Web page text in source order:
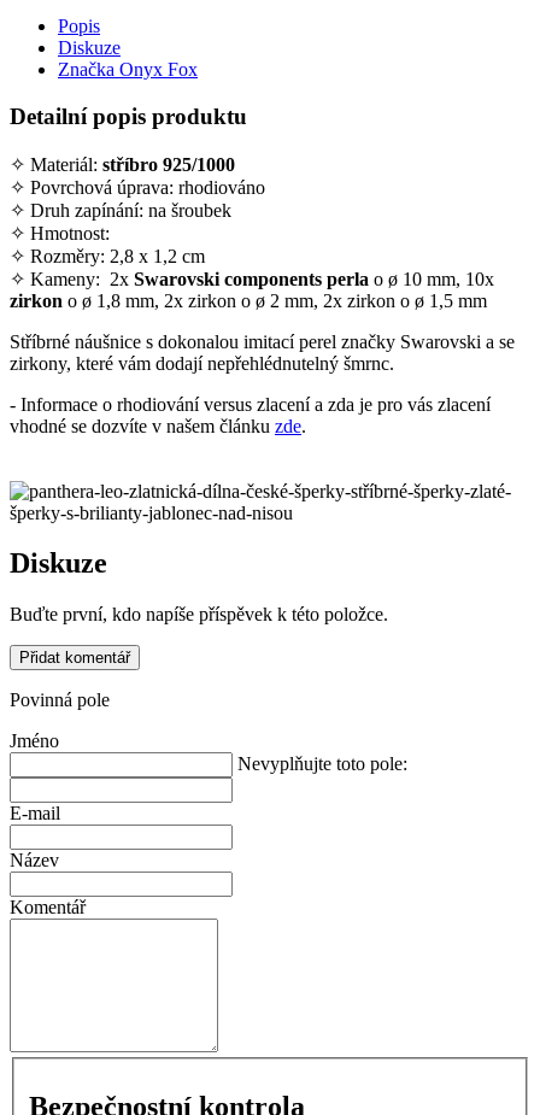
Popis
Diskuze
Značka Onyx Fox
Detailní popis produktu
✧ Materiál: stříbro 925/1000
✧ Povrchová úprava: rhodiováno
✧ Druh zapínání: na šroubek
✧ Hmotnost:
✧ Rozměry: 2,8 x 1,2 cm
✧ Kameny: 2x Swarovski components perla o ø 10 mm, 10x
zirkon o ø 1,8 mm, 2x zirkon o ø 2 mm, 2x zirkon o ø 1,5 mm
Stříbrné náušnice s dokonalou imitací perel značky Swarovski a se
zirkony, které vám dodají nepřehlédnutelný šmrnc.
- Informace o rhodiování versus zlacení a zda je pro vás zlacení
vhodné se dozvíte v našem článku zde.
Diskuze
Buďte první, kdo napíše příspěvek k této položce.
Přidat komentář
Povinná pole
Jméno
Nevyplňujte toto pole:
E-mail
Název
Komentář
Bezpečnostní kontrola